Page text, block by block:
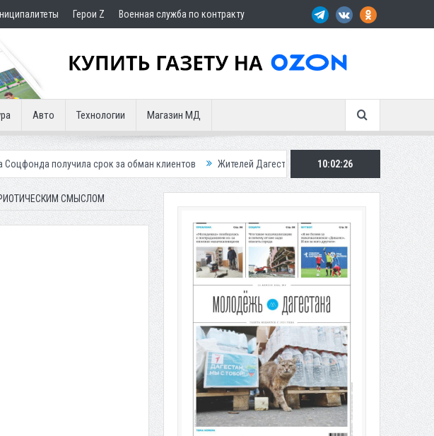
Герои Z Военная служба по контракту
Авто Технологии Магазин МД
срок за обман клиентов Жителей Дагестана приглашает в «Госуслуги Дом» Приставы
10:02:28
СМЫСЛОМ